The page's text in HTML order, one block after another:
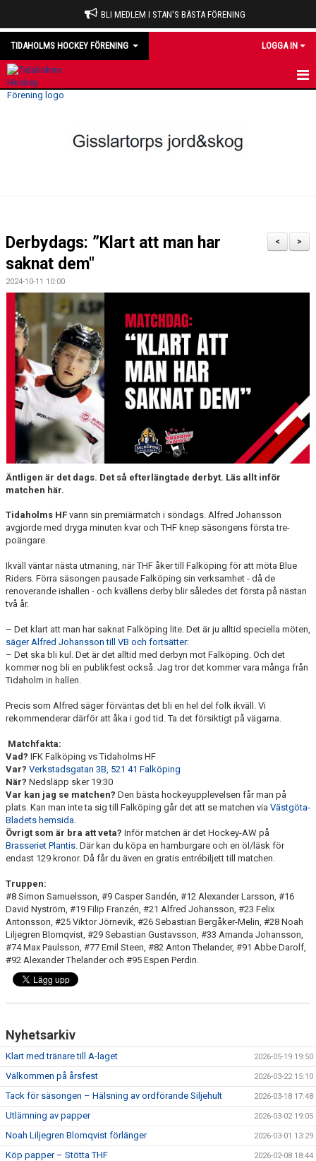
BLI MEDLEM I STAN'S BÄSTA FÖRENING
TIDAHOLMS HOCKEY FÖRENING LOGGA IN
MATCHER
DOMARE
MEDLEM
KIOSKEN
THF UNGDOMSPOLICY - RÖDA TRÅD
PROFILKLÄDER
BILDGALLERI
TRISSBOLAGET
ALLMÄNHETENS ÅKNING
FÖRSÄKRING
>
<
Derbydags: ”Klart att man har
saknat dem"
2024-10-11 10:00
Äntligen är det dags. Det så efterlängtade derbyt. Läs allt inför
matchen här.
Tidaholms HF vann sin premiärmatch i söndags. Alfred Johansson
avgjorde med dryga minuten kvar och THF knep säsongens första tre-
poängare.
Ikväll väntar nästa utmaning, när THF åker till Falköping för att möta Blue
Riders. Förra säsongen pausade Falköping sin verksamhet - då de
renoverande ishallen - och kvällens derby blir således det första på nästan
två år.
– Det klart att man har saknat Falköping lite. Det är ju alltid speciella möten,
säger Alfred Johansson till VB och fortsätter:
– Det ska bli kul. Det är det alltid med derbyn mot Falköping. Och det
kommer nog bli en publikfest också. Jag tror det kommer vara många från
Tidaholm in hallen.
Precis som Alfred säger förväntas det bli en hel del folk ikväll. Vi
rekommenderar därför att åka i god tid. Ta det försiktigt på vägarna.
Matchfakta:
Vad? IFK Falköping vs Tidaholms HF
Var? Verkstadsgatan 3B, 521 41 Falköping
När? Nedsläpp sker 19:30
Var kan jag se matchen? Den bästa hockeyupplevelsen får man på
plats. Kan man inte ta sig till Falköping går det att se matchen via Västgöta-
Bladets hemsida.
Övrigt som är bra att veta? Inför matchen är det Hockey-AW på
Brasseriet Plantis . Där kan du köpa en hamburgare och en öl/läsk för
endast 129 kronor. Då får du även en gratis entrébiljett till matchen.
Truppen:
#8 Simon Samuelsson, #9 Casper Sandén, #12 Alexander Larsson, #16
David Nyström, #19 Filip Franzén, #21 Alfred Johansson, #23 Felix
Antonsson, #25 Viktor Jörnevik, #26 Sebastian Bergåker-Melin, #28 Noah
Liljegren Blomqvist, #29 Sebastian Gustavsson, #33 Amanda Johansson,
#74 Max Paulsson, #77 Emil Steen, #82 Anton Thelander, #91 Abbe Darolf,
#92 Alexander Thelander och #95 Espen Perdin.
Nyhetsarkiv
Klart med tränare till A-laget 2026-05-19 19:50
Välkommen på årsfest 2026-03-22 15:10
Tack för säsongen – Hälsning av ordförande Siljehult 2026-03-18 17:48
Utlämning av papper 2026-03-02 19:05
Noah Liljegren Blomqvist förlänger 2026-03-01 13:29
Köp papper – Stötta THF 2026-02-08 18:44